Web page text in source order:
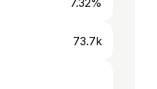
7.32%
73.7k